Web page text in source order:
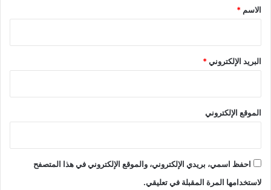
*
الاسم *
البريد الإلكتروني*
الموقع الإلكتروني
احفظ اسمي، بريدي الإلكتروني، والموقع الإلكتروني في هذا المتصفح
لاستخدامها المرة المقبلة في تعليقي.